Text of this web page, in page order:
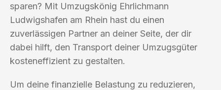
sparen? Mit Umzugskönig Ehrlichmann
Ludwigshafen am Rhein hast du einen
zuverlässigen Partner an deiner Seite, der dir
dabei hilft, den Transport deiner Umzugsgüter
kosteneffizient zu gestalten.
Um deine finanzielle Belastung zu reduzieren,